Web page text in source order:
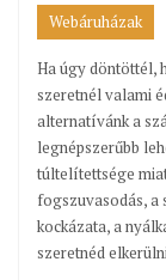
Webáruházak
Ha úgy döntöttél,
szeretnél valami
alternatívánk a
legnépszerűbb
túltelítettsége
fogszuvasodás, a
kockázata, a
szeretnéd